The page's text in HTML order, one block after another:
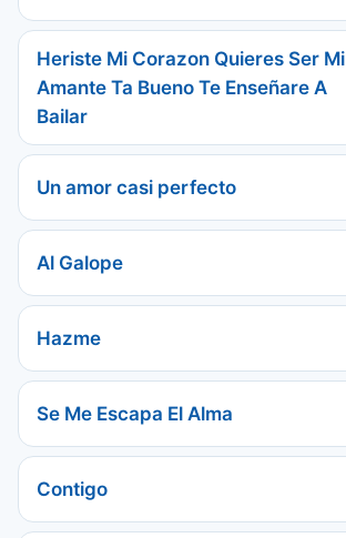
Heriste Mi Corazon Quieres Ser Mi
Amante Ta Bueno Te Enseñare A
Bailar
Un amor casi perfecto
Al Galope
Hazme
Se Me Escapa El Alma
Contigo